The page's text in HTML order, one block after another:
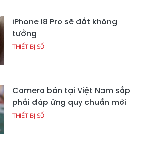
iPhone 18 Pro sẽ đắt không
tưởng
THIẾT BỊ SỐ
Camera bán tại Việt Nam sắp
phải đáp ứng quy chuẩn mới
THIẾT BỊ SỐ